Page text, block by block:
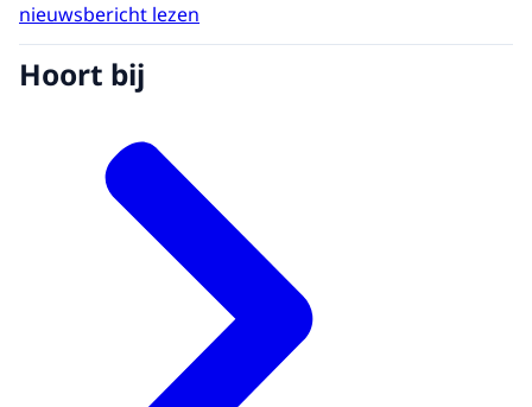
nieuwsbericht lezen
Hoort bij